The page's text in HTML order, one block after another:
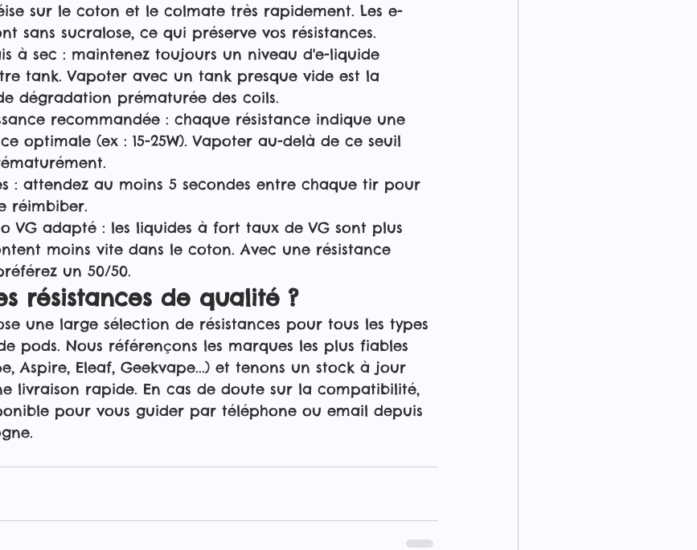
sur le coton et le colmate très rapidement. Les e-
sans sucralose, ce qui préserve vos résistances.
à sec : maintenez toujours un niveau d'e-liquide
tank. Vapoter avec un tank presque vide est la
dégradation prématurée des coils.
recommandée : chaque résistance indique une
optimale (ex : 15-25W). Vapoter au-delà de ce seuil
: attendez au moins 5 secondes entre chaque tir pour
réimbiber.
VG adapté : les liquides à fort taux de VG sont plus
moins vite dans le coton. Avec une résistance
un 50/50.
résistances de qualité ?
une large sélection de résistances pour tous les types
pods. Nous référençons les marques les plus fiables
Aspire, Eleaf, Geekvape...) et tenons un stock à jour
livraison rapide. En cas de doute sur la compatibilité,
pour vous guider par téléphone ou email depuis